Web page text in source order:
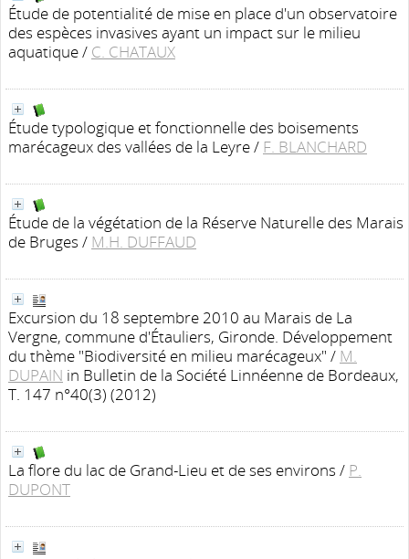
Étude de potentialité de mise en place d'un observatoire
des espèces invasives ayant un impact sur le milieu
aquatique/ C. CHATAUX
Étude typologique et fonctionnelle des boisements
marécageux des vallées de la Leyre/ F. BLANCHARD
Étude de la végétation de la Réserve Naturelle des Marais
de Bruges / M.H. DUFFAUD
Excursion du 18 septembre 2010 au Marais de La
Vergne, commune d'Étauliers, Gironde. Développement
du thème "Biodiversité en milieu marécageux" / M.
DUPAIN in Bulletin de la Société Linnéenne de Bordeaux,
T. 147 n°40(3) (2012)
La flore du lac de Grand-Lieu et de ses environs / P.
DUPONT